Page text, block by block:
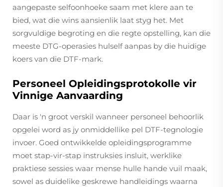
aangepaste selfoonhoeke saam met klere aan te
bied, wat die wins aansienlik laat styg het. Met
sorgvuldige begroting en die regte opstelling, kan die
meeste DTG-operasies hulself aanpas by die huidige
koers van die DTF-mark.
Personeel Opleidingsprotokolle vir
Vinnige Aanvaarding
Daar is 'n groot verskil wanneer personeel behoorlik
opgelei word as jy onmiddellike pel DTF-tegnologie
invoer. Goed ontwikkelde opleidingsprogramme
moet stap-vir-stap instruksies insluit, werklike
praktiese sessies waar mense hulle hande vuil maak,
sowel as duidelike geskrewe handleidings waarna